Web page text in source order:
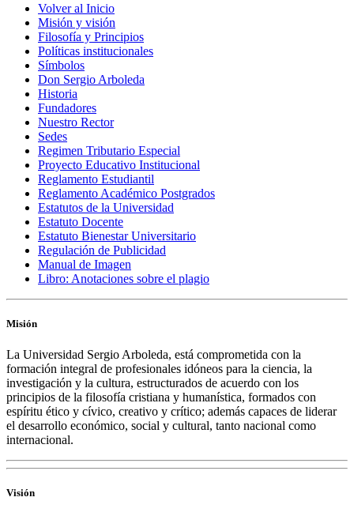
Volver al Inicio
Misión y visión
Filosofía y Principios
Políticas institucionales
Símbolos
Don Sergio Arboleda
Historia
Fundadores
Nuestro Rector
Sedes
Regimen Tributario Especial
Proyecto Educativo Institucional
Reglamento Estudiantil
Reglamento Académico Postgrados
Estatutos de la Universidad
Estatuto Docente
Estatuto Bienestar Universitario
Regulación de Publicidad
Manual de Imagen
Libro: Anotaciones sobre el plagio
Misión
La Universidad Sergio Arboleda, está comprometida con la
formación integral de profesionales idóneos para la ciencia, la
investigación y la cultura, estructurados de acuerdo con los
principios de la filosofía cristiana y humanística, formados con
espíritu ético y cívico, creativo y crítico; además capaces de liderar
el desarrollo económico, social y cultural, tanto nacional como
internacional.
Visión